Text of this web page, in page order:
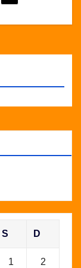
S D
1 2